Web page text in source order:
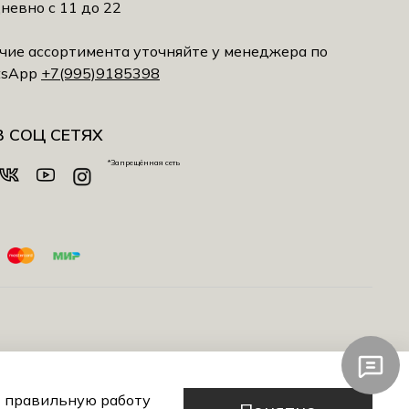
с 11 до 22
ассортимента уточняйте у менеджера по
+7(995)9185398
СОЦ СЕТЯХ
*Запрещённая сеть
ценят своё время. Вещи CHALAIA легко сочетаются
— это база с характером: качественные ткани, выверенный
правильную работу